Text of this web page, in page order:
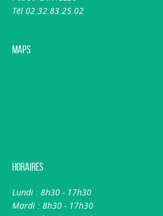
Tél 02.32.83.25.02
Maps
Horaires
Lundi : 8h30 - 17h30
Mardi : 8h30 - 17h30